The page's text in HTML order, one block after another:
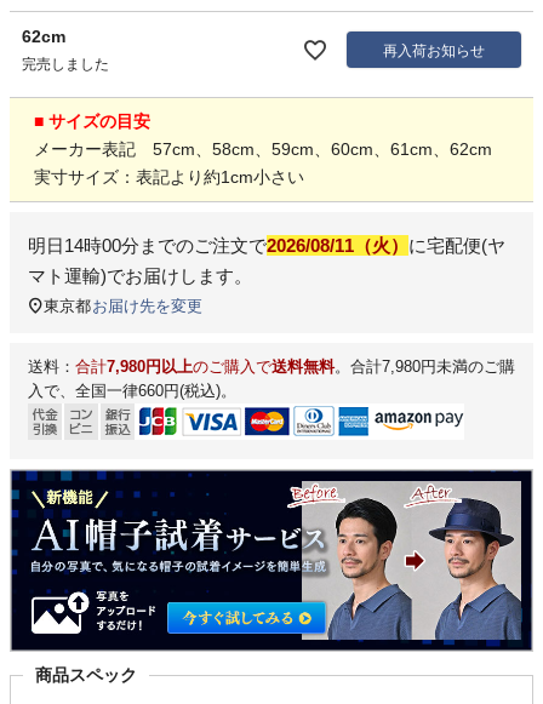
62cm
完売しました
再入荷お知らせ
■ サイズの目安
メーカー表記 57cm、58cm、59cm、60cm、61cm、62cm
実寸サイズ：表記より約1cm小さい
明日14時00分 までのご注文で2026/08/11（火） に宅配便(ヤ
マト運輸)でお届けします。
東京都お届け先を変更
送料： 合計7,980円以上のご購入で送料無料。合計7,980円未満のご購
入で、全国一律660円(税込)。
商品スペック